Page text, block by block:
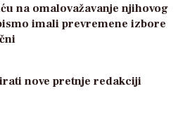
na omalovažavanje njihovog
imali prevremene izbore
nove pretnje redakciji